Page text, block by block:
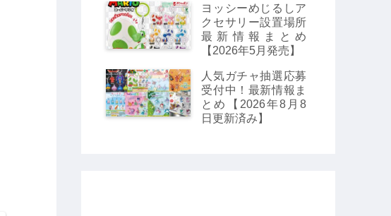
ヨッシーめじるしア
クセサリー設置場所
最新情報まとめ
【2026年5月発売】
人気ガチャ抽選応募
受付中！最新情報ま
とめ【2026年8月8
日更新済み】